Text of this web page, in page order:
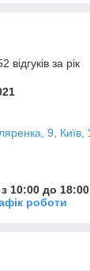
за рік
9, Київ,
10:00 до 18:00
роботи